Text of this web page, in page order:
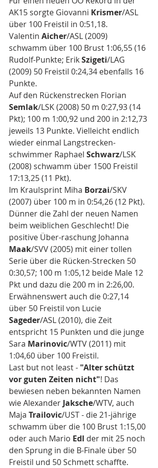
AK15 sorgte Giovanni Krismer/ASL
über 100 Freistil in 0:51,18.
Valentin Aicher/ASL (2009)
schwamm über 100 Brust 1:06,55 (16
Rudolf-Punkte; Erik Szigeti/LAG
(2009) 50 Freistil 0:24,34 ebenfalls 16
Punkte.
Auf den Rückenstrecken Florian
Semlak/LSK (2008) 50 m 0:27,93 (14
Pkt); 100 m 1:00,92 und 200 in 2:12,73
jeweils 13 Punkte. Vielleicht endlich
wieder einmal Langstrecken-
schwimmer Raphael Schwarz/LSK
(2008) schwamm über 1500 Freistil
17:13,25 (11 Pkt).
Im Kraulsprint Miha Borzai/SKV
(2007) über 100 m in 0:54,26 (12 Pkt).
Dünner die Zahl der neuen Namen
beim weiblichen Geschlecht! Die
positive Über-raschung Johanna
Maak/SVV (2005) mit einer tollen
Serie über die Rücken-Strecken 50
0:30,57; 100 m 1:05,12 beide Male 12
Pkt und dazu die 200 m in 2:26,00.
Erwähnenswert auch die 0:27,14
über 50 Freistil von Lucie
Sageder/ASL (2010), die Zeit
entspricht 15 Punkten und die junge
Sara Marinovic/WTV (2011) mit
1:04,60 über 100 Freistil.
Last but not least - "Alter schützt
vor guten Zeiten nicht"! Das
bewiesen neben bekannten Namen
wie Alexander Jaksche/WTV, auch
Maja Trailovic/UST - die 21-jährige
schwamm über die 100 Brust 1:15,00
oder auch Mario Edl der mit 25 noch
den Sprung in die B-Finale über 50
Freistil und 50 Schmett schaffte.